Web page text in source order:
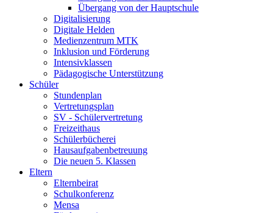
Übergang von der Hauptschule
Digitalisierung
Digitale Helden
Medienzentrum MTK
Inklusion und Förderung
Intensivklassen
Pädagogische Unterstützung
Schüler
Stundenplan
Vertretungsplan
SV - Schülervertretung
Freizeithaus
Schülerbücherei
Hausaufgabenbetreuung
Die neuen 5. Klassen
Eltern
Elternbeirat
Schulkonferenz
Mensa